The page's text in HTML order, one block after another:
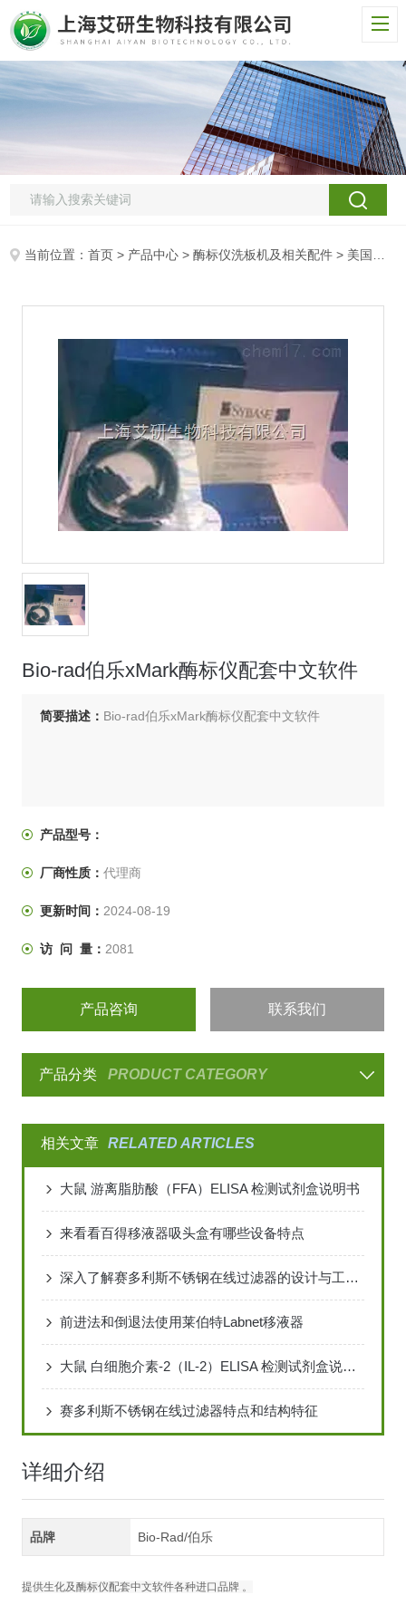
当前位置：首页 > 产品中心 >酶标仪洗板机及相关配件 > 美国伯乐酶标仪配件
Bio-rad伯乐xMark酶标仪配套中文软件
简要描述： Bio-rad伯乐xMark酶标仪配套中文软件
产品型号：
厂商性质： 代理商
更新时间： 2024-08-19
访 问 量： 2081
产品咨询 联系我们
产品分类 PRODUCT CATEGORY
相关文章 RELATED ARTICLES
大鼠 游离脂肪酸（FFA）ELISA 检测试剂盒说明书
来看看百得移液器吸头盒有哪些设备特点
深入了解赛多利斯不锈钢在线过滤器的设计与工作原理
前进法和倒退法使用莱伯特Labnet移液器
大鼠 白细胞介素-2（IL-2）ELISA 检测试剂盒说明书
赛多利斯不锈钢在线过滤器特点和结构特征
详细介绍
品牌 Bio-Rad/伯乐
提供生化及酶标仪配套中文软件各种进口品牌 。